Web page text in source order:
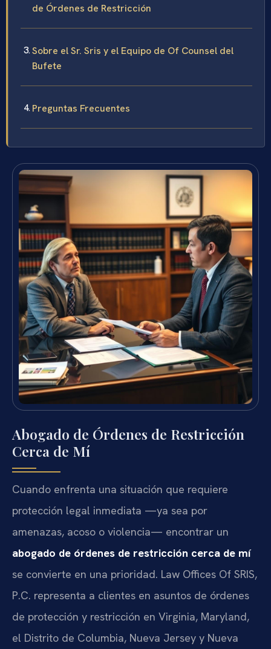
de Órdenes de Restricción
Sobre el Sr. Sris y el Equipo de Of Counsel del
Bufete
Preguntas Frecuentes
Abogado de Órdenes de Restricción
Cerca de Mí
Cuando enfrenta una situación que requiere
protección legal inmediata —ya sea por
amenazas, acoso o violencia— encontrar un
abogado de órdenes de restricción cerca de mí
se convierte en una prioridad. Law Offices Of SRIS,
P.C. representa a clientes en asuntos de órdenes
de protección y restricción en Virginia, Maryland,
el Distrito de Columbia, Nueva Jersey y Nueva